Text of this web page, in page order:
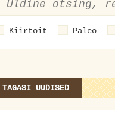
Kiirtoit Paleo
TAGASI UUDISED